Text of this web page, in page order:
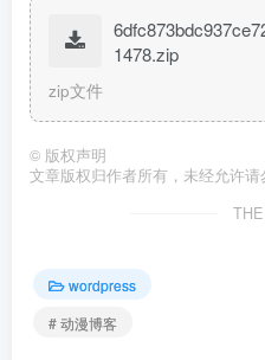
1478.zip
zip文件
© 版权声明
文章版权归作者所有，未经允许请
wordpress
# 动漫博客